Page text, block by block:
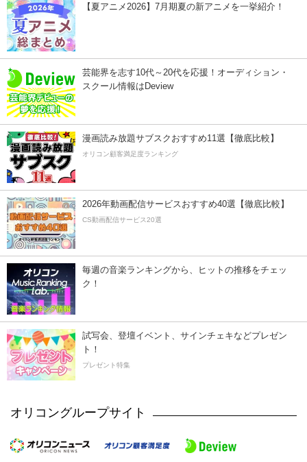
【夏アニメ2026】7月期夏の新アニメを一挙紹介！
芸能界を志す10代～20代を応援！オーディション・
スクール情報はDeview
漫画読み放題サブスクおすすめ11選【徹底比較】
オリコン顧客満足度ランキング
2026年動画配信サービスおすすめ40選【徹底比較】
CS動画配信サービス20選
毎週の音楽ランキングから、ヒットの推移をチェッ
ク！
試写会、登壇イベント、サインチェキなどプレゼン
ト！
プレゼント特集
オリコングループサイト